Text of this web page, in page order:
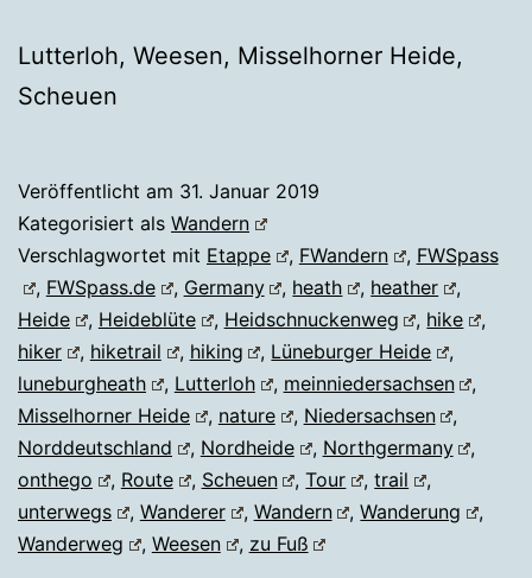
Lutterloh, Weesen, Misselhorner Heide,
Scheuen
Veröffentlicht am 31. Januar 2019
Kategorisiert als Wandern
Verschlagwortet mit Etappe , FWandern , FWSpass
, FWSpass.de , Germany , heath , heather
,
Heide
, Heideblüte , Heidschnuckenweg , hike
,
hiker
, hiketrail , hiking , Lüneburger Heide
,
luneburgheath
, Lutterloh , meinniedersachsen
,
Misselhorner Heide
, nature , Niedersachsen
,
Norddeutschland
, Nordheide , Northgermany
,
onthego
, Route , Scheuen ,Tour ,trail
,
unterwegs
, Wanderer , Wandern ,Wanderung
,
Wanderweg
, Weesen , zu Fuß